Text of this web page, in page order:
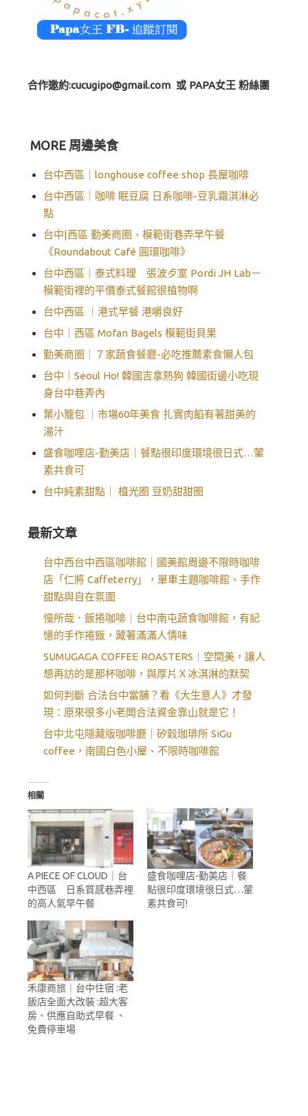
合作邀約:cucugipo@gmail.com 或 PAPA女王 粉絲團
MORE 周邊美食
台中西區｜longhouse coffee shop 長屋咖啡
台中西區｜咖啡 眠豆腐 日系咖啡-豆乳霜淇淋必
點
台中|西區 勤美商圈、模範街巷弄早午餐
《Roundabout Café 圓環咖啡》
台中西區｜泰式料理 張波歺室 Pordi JH Lab－
模範街裡的平價泰式餐館很植物啊
台中西區 ｜港式早餐 港嚼良好
台中｜西區 Mofan Bagels 模範街貝果
勤美商圈｜７家蔬食餐廳-必吃推薦素食懶人包
台中｜Seoul Ho! 韓國吉拿熱狗 韓國街邊小吃現
身台中巷弄內
葉小籠包 ｜市場60年美食 扎實肉餡有著甜美的
湯汁
盛食咖哩店-勤美店｜餐點很印度環境很日式…葷
素共食可
台中純素甜點｜ 植光圈 豆奶甜甜圈
最新文章
台中西台中西區咖啡館｜國美館周邊不限時咖啡
店「仁將 Caffeterry」，單車主題咖啡館、手作
甜點與自在氛圍
慢所哉．飯捲咖啡｜台中南屯蔬食咖啡館，有記
憶的手作捲飯，藏著滿滿人情味
SUMUGAGA COFFEE ROASTERS｜空間美，讓人
想再訪的是那杯咖啡，與厚片Ｘ冰淇淋的默契
如何判斷 合法台中當舖？看《大生意人》才發
現：原來很多小老闆合法資金靠山就是它！
台中北屯隱藏版咖啡廳｜矽穀珈琲所 SiGu
coffee，南國白色小屋、不限時咖啡館
相關
A PIECE OF CLOUD｜台
中西區 日系質感巷弄裡
的高人氣早午餐
盛食咖哩店-勤美店｜餐
點很印度環境很日式…葷
素共食可!
禾康商旅｜台中住宿 :老
飯店全面大改裝 :超大客
房、供應自助式早餐 、
免費停車場